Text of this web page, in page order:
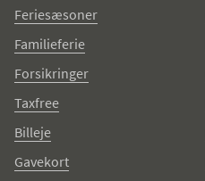
Feriesæsoner
Familieferie
Forsikringer
Taxfree
Billeje
Gavekort